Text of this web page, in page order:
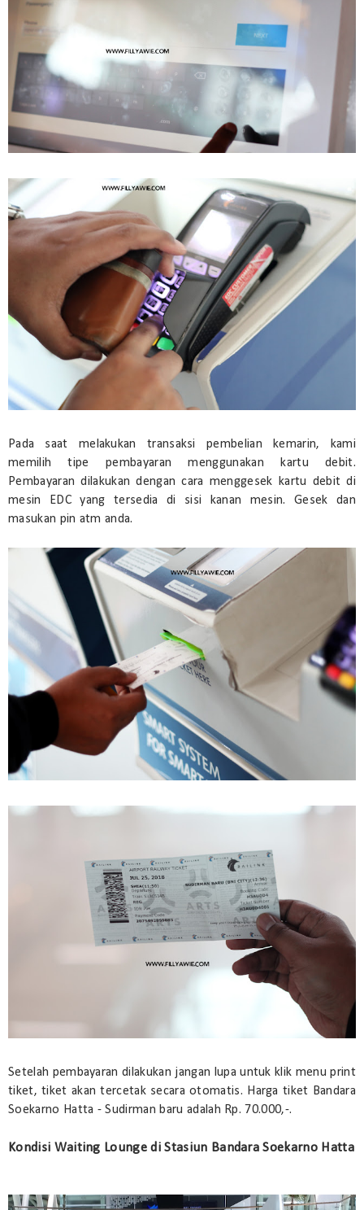
Pada saat melakukan transaksi pembelian kemarin, kami
memilih tipe pembayaran menggunakan kartu debit.
Pembayaran dilakukan dengan cara menggesek kartu debit di
mesin EDC yang tersedia di sisi kanan mesin. Gesek dan
masukan pin atm anda.
Setelah pembayaran dilakukan jangan lupa untuk klik menu print
tiket, tiket akan tercetak secara otomatis. Harga tiket Bandara
Soekarno Hatta - Sudirman baru adalah Rp. 70.000,-.
Kondisi Waiting Lounge di Stasiun Bandara Soekarno Hatta